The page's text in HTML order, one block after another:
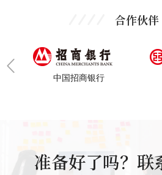
合作伙伴
中国招商银行
准备好了吗？联